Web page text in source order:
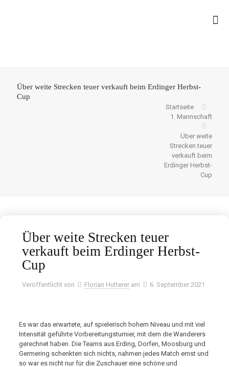
Über weite Strecken teuer verkauft beim Erdinger Herbst-
Cup
Startseite
1. Mannschaft
Über weite
Strecken teuer
verkauft beim
Erdinger Herbst-
Cup
Über weite Strecken teuer
verkauft beim Erdinger Herbst-
Cup
Veröffentlicht von Florian Hutterer am 6. September 2021
Es war das erwartete, auf spielerisch hohem Niveau und mit viel
Intensität geführte Vorbereitungsturnier, mit dem die Wanderers
gerechnet haben. Die Teams aus Erding, Dorfen, Moosburg und
Germering schenkten sich nichts, nahmen jedes Match ernst und
so war es nicht nur für die Zuschauer eine schöne und